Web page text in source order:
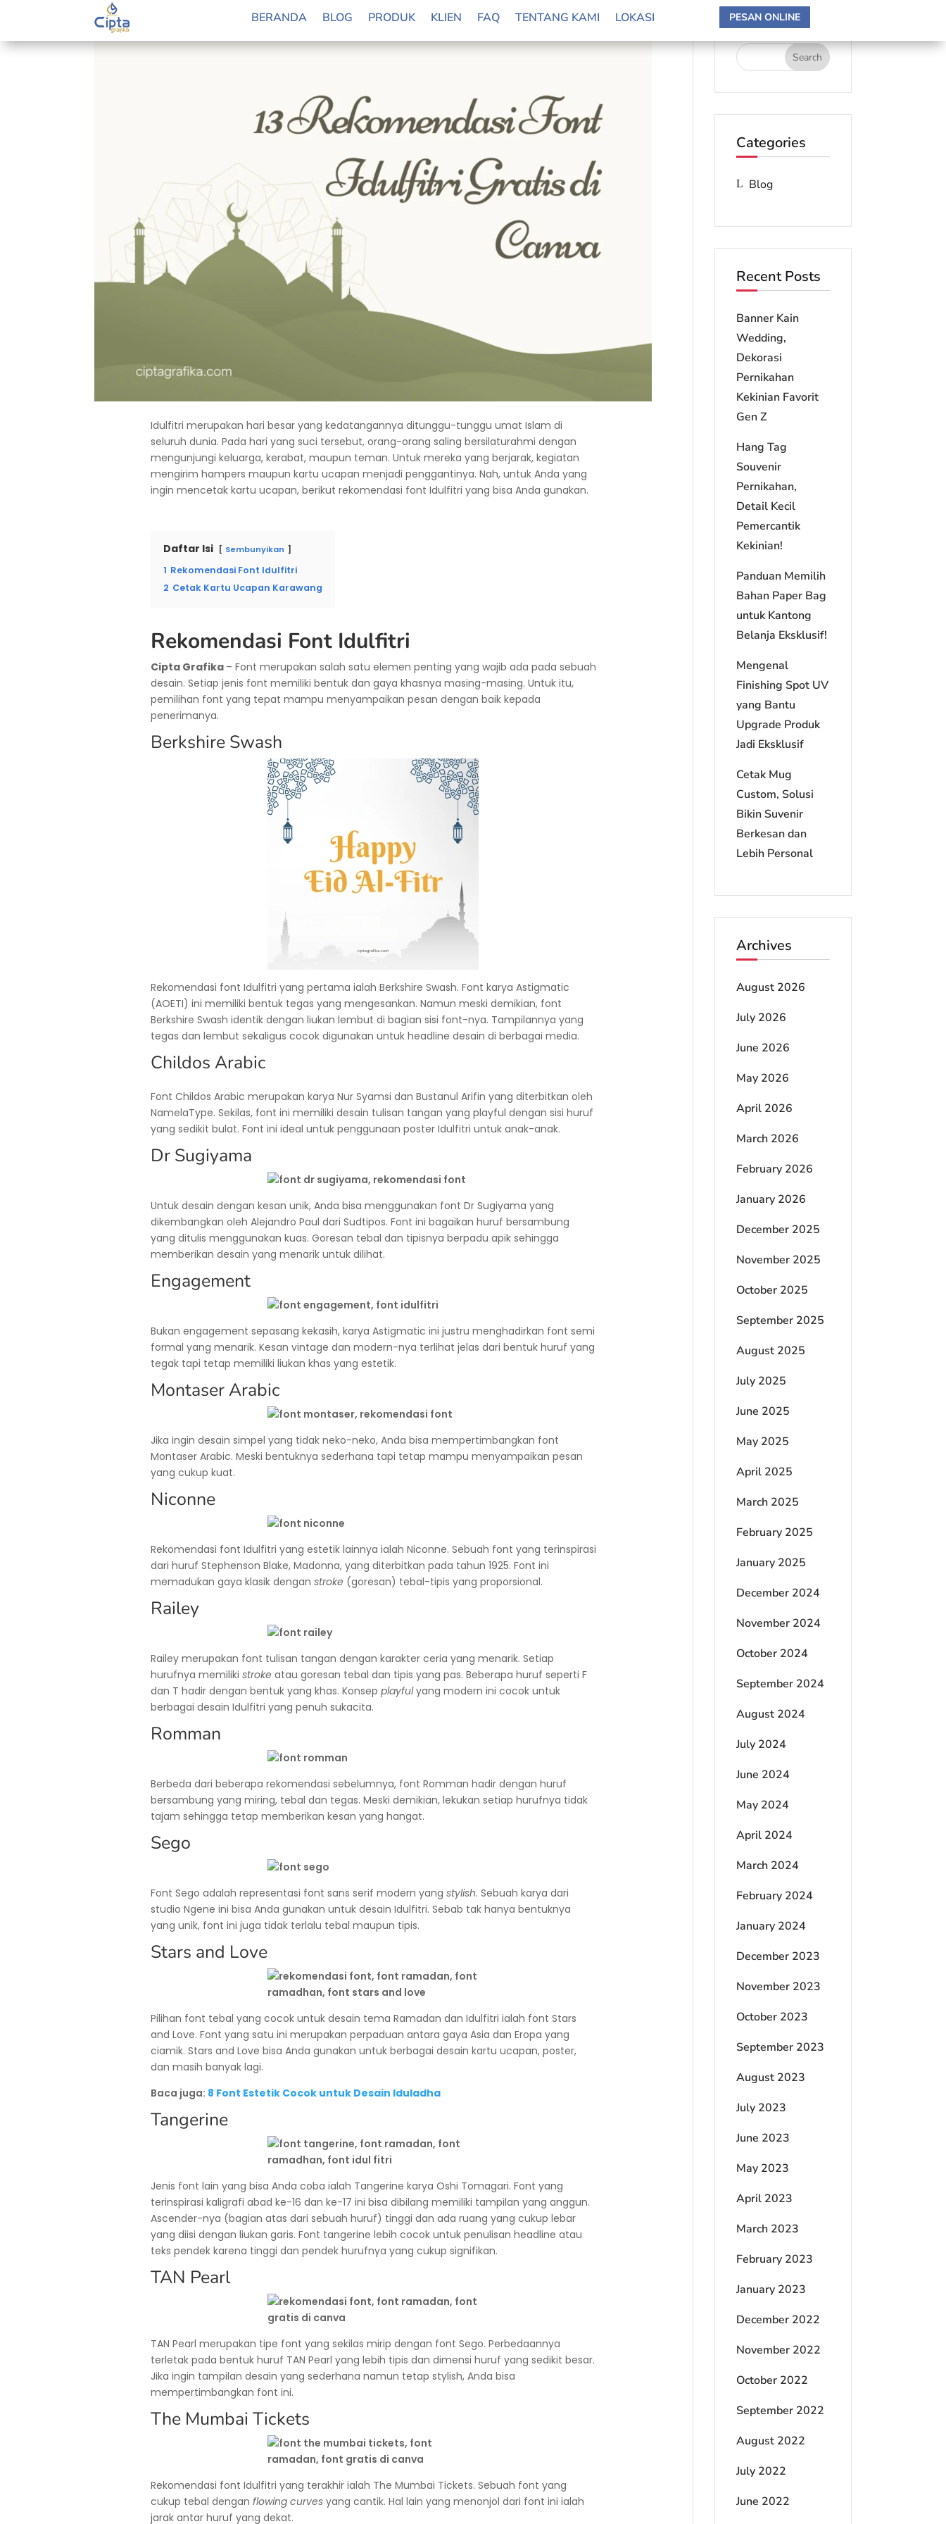
BERANDA BLOG PRODUK KLIEN FAQ TENTANG KAMI LOKASI PESAN ONLINE
byRaden Fathria Blog
Idulfitri merupakan hari besar yang kedatangannya ditunggu-tunggu umat Islam di
seluruh dunia. Pada hari yang suci tersebut, orang-orang saling bersilaturahmi dengan
mengunjungi keluarga, kerabat, maupun teman. Untuk mereka yang berjarak, kegiatan
mengirim hampers maupun kartu ucapan menjadi penggantinya. Nah, untuk Anda yang
ingin mencetak kartu ucapan, berikut rekomendasi font Idulfitri yang bisa Anda gunakan.
Daftar Isi Sembunyikan
1 Rekomendasi Font Idulfitri
2 Cetak Kartu Ucapan Karawang
Rekomendasi Font Idulfitri
Cipta Grafika – Font merupakan salah satu elemen penting yang wajib ada pada sebuah
desain. Setiap jenis font memiliki bentuk dan gaya khasnya masing-masing. Untuk itu,
pemilihan font yang tepat mampu menyampaikan pesan dengan baik kepada
penerimanya.
Berkshire Swash
Rekomendasi font Idulfitri yang pertama ialah Berkshire Swash. Font karya Astigmatic
(AOETI) ini memiliki bentuk tegas yang mengesankan. Namun meski demikian, font
Berkshire Swash identik dengan liukan lembut di bagian sisi font-nya. Tampilannya yang
tegas dan lembut sekaligus cocok digunakan untuk headline desain di berbagai media.
Childos Arabic
Font Childos Arabic merupakan karya Nur Syamsi dan Bustanul Arifin yang diterbitkan oleh
NamelaType. Sekilas, font ini memiliki desain tulisan tangan yang playful dengan sisi huruf
yang sedikit bulat. Font ini ideal untuk penggunaan poster Idulfitri untuk anak-anak.
Dr Sugiyama
Untuk desain dengan kesan unik, Anda bisa menggunakan font Dr Sugiyama yang
dikembangkan oleh Alejandro Paul dari Sudtipos. Font ini bagaikan huruf bersambung
yang ditulis menggunakan kuas. Goresan tebal dan tipisnya berpadu apik sehingga
memberikan desain yang menarik untuk dilihat.
Engagement
Bukan engagement sepasang kekasih, karya Astigmatic ini justru menghadirkan font semi
formal yang menarik. Kesan vintage dan modern-nya terlihat jelas dari bentuk huruf yang
tegak tapi tetap memiliki liukan khas yang estetik.
Montaser Arabic
Jika ingin desain simpel yang tidak neko-neko, Anda bisa mempertimbangkan font
Montaser Arabic. Meski bentuknya sederhana tapi tetap mampu menyampaikan pesan
yang cukup kuat.
Niconne
Rekomendasi font Idulfitri yang estetik lainnya ialah Niconne. Sebuah font yang terinspirasi
dari huruf Stephenson Blake, Madonna, yang diterbitkan pada tahun 1925. Font ini
memadukan gaya klasik dengan stroke (goresan) tebal-tipis yang proporsional.
Railey
Railey merupakan font tulisan tangan dengan karakter ceria yang menarik. Setiap
hurufnya memiliki stroke atau goresan tebal dan tipis yang pas. Beberapa huruf seperti F
dan T hadir dengan bentuk yang khas. Konsep playfulyang modern ini cocok untuk
berbagai desain Idulfitri yang penuh sukacita.
Romman
Berbeda dari beberapa rekomendasi sebelumnya, font Romman hadir dengan huruf
bersambung yang miring, tebal dan tegas. Meski demikian, lekukan setiap hurufnya tidak
tajam sehingga tetap memberikan kesan yang hangat.
Sego
Font Sego adalah representasi font sans serif modern yang stylish. Sebuah karya dari
studio Ngene ini bisa Anda gunakan untuk desain Idulfitri. Sebab tak hanya bentuknya
yang unik, font ini juga tidak terlalu tebal maupun tipis.
Stars and Love
Pilihan font tebal yang cocok untuk desain tema Ramadan dan Idulfitri ialah font Stars
and Love. Font yang satu ini merupakan perpaduan antara gaya Asia dan Eropa yang
ciamik. Stars and Love bisa Anda gunakan untuk berbagai desain kartu ucapan, poster,
dan masih banyak lagi.
Baca juga: 8 Font Estetik Cocok untuk Desain Iduladha
Tangerine
Jenis font lain yang bisa Anda coba ialah Tangerine karya Oshi Tomagari. Font yang
terinspirasi kaligrafi abad ke-16 dan ke-17 ini bisa dibilang memiliki tampilan yang anggun.
Ascender-nya (bagian atas dari sebuah huruf) tinggi dan ada ruang yang cukup lebar
yang diisi dengan liukan garis. Font tangerine lebih cocok untuk penulisan headline atau
teks pendek karena tinggi dan pendek hurufnya yang cukup signifikan.
TAN Pearl
TAN Pearl merupakan tipe font yang sekilas mirip dengan font Sego. Perbedaannya
terletak pada bentuk huruf TAN Pearl yang lebih tipis dan dimensi huruf yang sedikit besar.
Jika ingin tampilan desain yang sederhana namun tetap stylish, Anda bisa
mempertimbangkan font ini.
The Mumbai Tickets
Rekomendasi font Idulfitri yang terakhir ialah The Mumbai Tickets. Sebuah font yang
cukup tebal dengan flowing curvesyang cantik. Hal lain yang menonjol dari font ini ialah
jarak antar huruf yang dekat.
search here
Categories
Blog
Recent Posts
Banner Kain
Wedding,
Dekorasi
Pernikahan
Kekinian Favorit
Gen Z
Hang Tag
Souvenir
Pernikahan,
Detail Kecil
Pemercantik
Kekinian!
Panduan Memilih
Bahan Paper Bag
untuk Kantong
Belanja Eksklusif!
Mengenal
Finishing Spot UV
yang Bantu
Upgrade Produk
Jadi Eksklusif
Cetak Mug
Custom, Solusi
Bikin Suvenir
Berkesan dan
Lebih Personal
Archives
August 2026
July 2026
June 2026
May 2026
April 2026
March 2026
February 2026
January 2026
December 2025
November 2025
October 2025
September 2025
August 2025
July 2025
June 2025
May 2025
April 2025
March 2025
February 2025
January 2025
December 2024
November 2024
October 2024
September 2024
August 2024
July 2024
June 2024
May 2024
April 2024
March 2024
February 2024
January 2024
December 2023
November 2023
October 2023
September 2023
August 2023
July 2023
June 2023
May 2023
April 2023
March 2023
February 2023
January 2023
December 2022
November 2022
October 2022
September 2022
August 2022
July 2022
June 2022